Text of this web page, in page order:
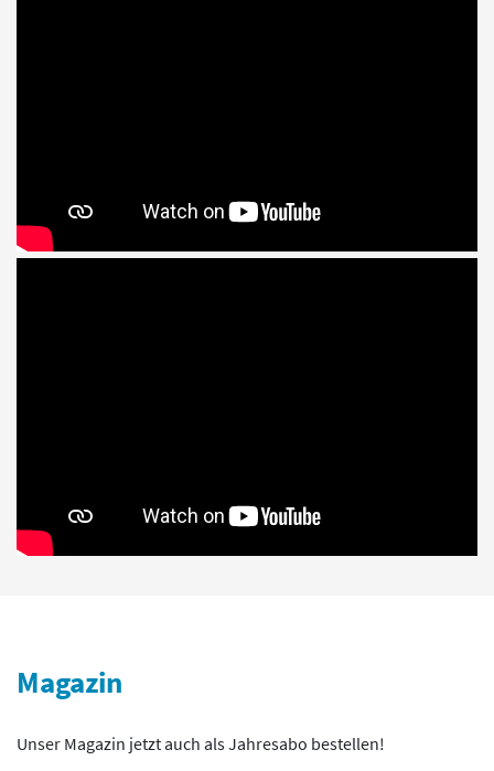
Magazin
Unser Magazin jetzt auch als Jahresabo bestellen!